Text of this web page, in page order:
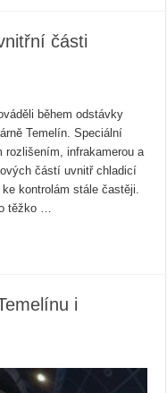
části
během odstávky
Temelín. Speciální
rozlišením, infrakamerou a
částí uvnitř chladicí
kontrolám stále častěji.
těžko …
i